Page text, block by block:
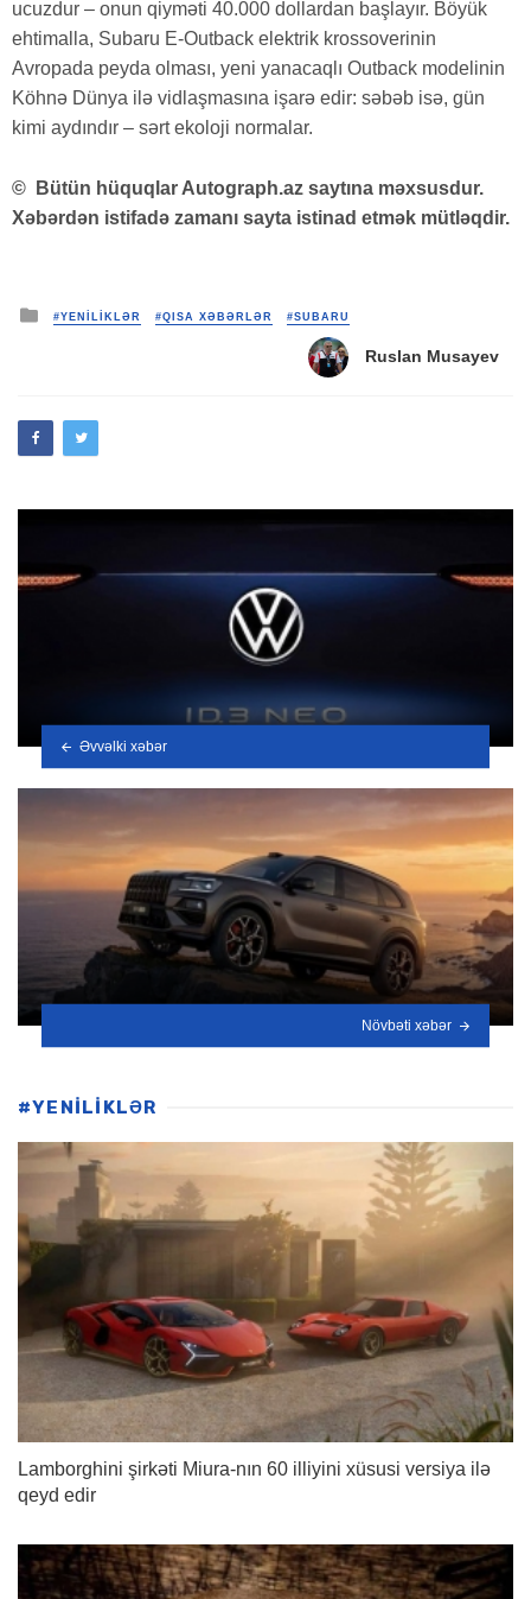
ucuzdur – onun qiyməti 40.000 dollardan başlayır. Böyük
ehtimalla, Subaru E-Outback elektrik krossoverinin
Avropada peyda olması, yeni yanacaqlı Outback modelinin
Köhnə Dünya ilə vidlaşmasına işarə edir: səbəb isə, gün
kimi aydındır – sərt ekoloji normalar.
©
Bütün hüquqlar Autograph.az saytına məxsusdur.
Xəbərdən istifadə zamanı sayta istinad etmək mütləqdir.
Posted
in
#YENİLİKLƏR #QISA XƏBƏRLƏR #SUBARU
Ruslan Musayev
Əvvəlki xəbər
Növbəti xəbər
#YENİLİKLƏR
Lamborghini şirkəti Miura-nın 60 illiyini xüsusi versiya ilə
qeyd edir